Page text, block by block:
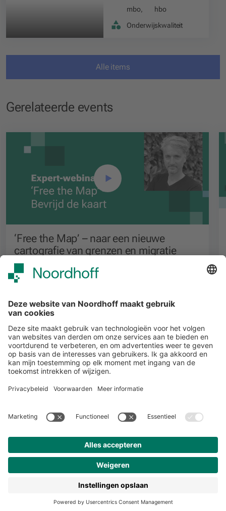
mbo,
hbo
Onderwijskwaliteit
Alle items
Gerelateerde events
‘Free the Map’ – naar een nieuwe
cartografie van grenzen en migratie
Voortgezet onderwijs
START
Meer over Noordhoff
Contact
Volg ons